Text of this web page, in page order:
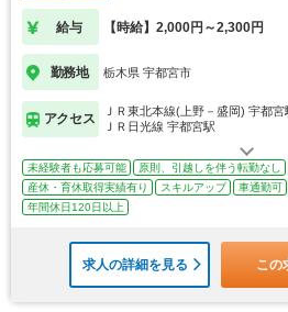
給与 【時給】2,000円～2,300円
勤務地 栃木県 宇都宮市
アクセス
ＪＲ東北本線(上野－盛岡) 宇都宮
ＪＲ日光線 宇都宮駅
未経験者も応募可能 原則、引越しを伴う転勤なし
産休・育休取得実績有り
スキルアップ 車通勤可
年間休日120日以上
求人の詳細を見る この